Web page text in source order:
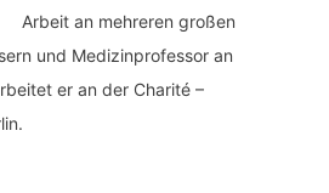
Arbeit an mehreren großen
und Medizinprofessor an
er an der Charité –